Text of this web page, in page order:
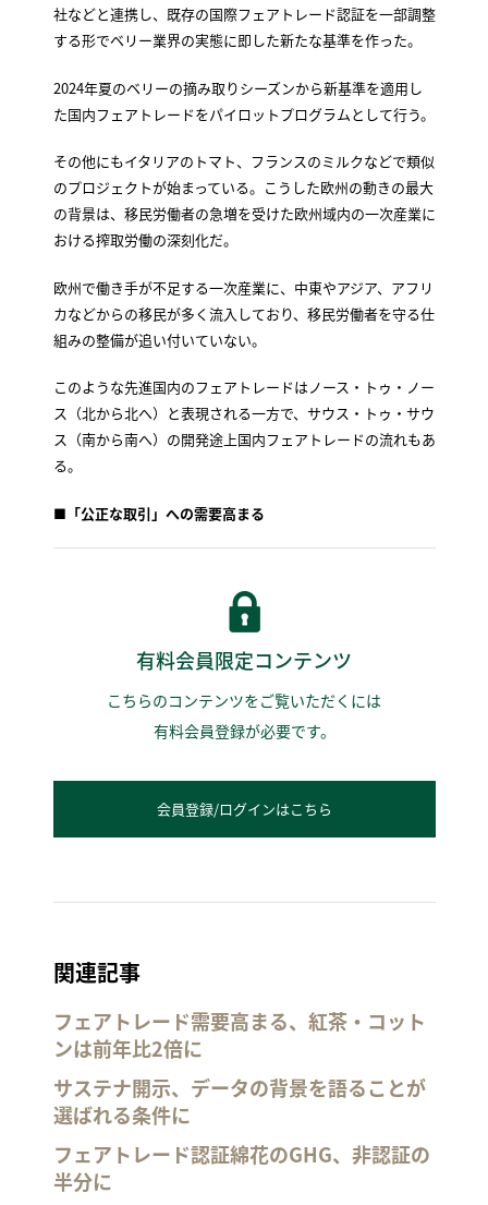
社などと連携し、既存の国際フェアトレード認証を一部調整
する形でベリー業界の実態に即した新たな基準を作った。
2024年夏のベリーの摘み取りシーズンから新基準を適用し
た国内フェアトレードをパイロットプログラムとして行う。
その他にもイタリアのトマト、フランスのミルクなどで類似
のプロジェクトが始まっている。こうした欧州の動きの最大
の背景は、移民労働者の急増を受けた欧州域内の一次産業に
おける搾取労働の深刻化だ。
欧州で働き手が不足する一次産業に、中東やアジア、アフリ
カなどからの移民が多く流入しており、移民労働者を守る仕
組みの整備が追い付いていない。
このような先進国内のフェアトレードはノース・トゥ・ノー
ス（北から北へ）と表現される一方で、サウス・トゥ・サウ
ス（南から南へ）の開発途上国内フェアトレードの流れもあ
る。
■ 「公正な取引」への需要高まる
有料会員限定コンテンツ
こちらのコンテンツをご覧いただくには
有料会員登録が必要です。
会員登録/ログインはこちら
関連記事
フェアトレード需要高まる、紅茶・コット
ンは前年比2倍に
サステナ開示、データの背景を語ることが
選ばれる条件に
フェアトレード認証綿花のGHG、非認証の
半分に